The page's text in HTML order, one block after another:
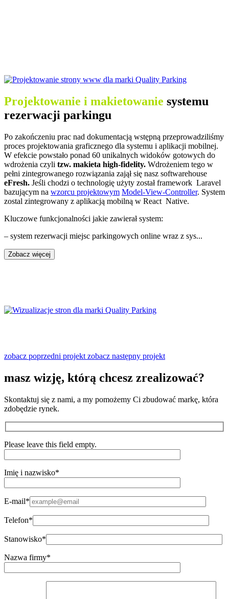
Projektowanie i makietowanie systemu
rezerwacji parkingu
Po zakończeniu prac nad dokumentacją wstępną przeprowadziliśmy
proces projektowania graficznego dla systemu i aplikacji mobilnej.
W efekcie powstało ponad 60 unikalnych widoków gotowych do
wdrożenia czyli tzw. makieta high-fidelity. Wdrożeniem tego w
pełni zintegrowanego rozwiązania zajął się nasz softwarehouse
eFresh. Jeśli chodzi o technologię użyty został framework Laravel
bazującym na wzorcu projektowym Model-View-Controller. System
zostal zintegrowany z aplikacją mobilną w React Native.
Kluczowe funkcjonalności jakie zawierał system:
– system rezerwacji miejsc parkingowych online wraz z sys...
Zobacz więcej
zobacz poprzedni projekt zobacz następny projekt
masz wizję, którą chcesz zrealizować?
Skontaktuj się z nami, a my pomożemy Ci zbudować markę, która
zdobędzie rynek.
Please leave this field empty.
Imię i nazwisko*
E-mail*
Telefon*
Stanowisko*
Nazwa firmy*